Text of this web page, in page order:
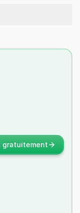
gratuitement